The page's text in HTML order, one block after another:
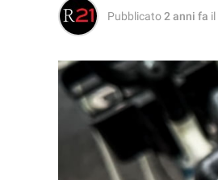
Pubblicato2 anni fa il